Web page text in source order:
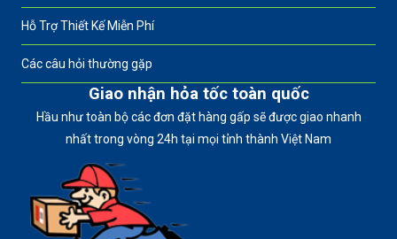
Hỗ Trợ Thiết Kế Miễn Phí
Các câu hỏi thường gặp
Giao nhận hỏa tốc toàn quốc
Hầu như toàn bộ các đơn đặt hàng gấp sẽ được giao nhanh
nhất trong vòng 24h tại mọi tỉnh thành Việt Nam